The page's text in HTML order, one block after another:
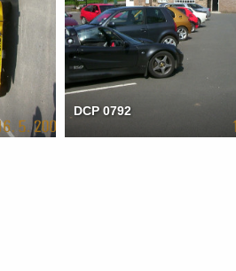
DCP 0792